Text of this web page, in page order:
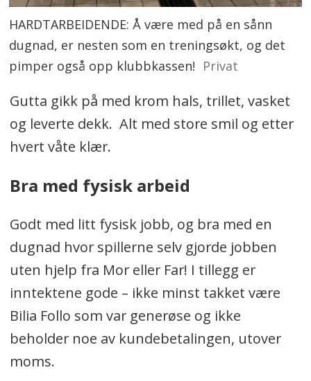
HARDTARBEIDENDE: Å være med på en sånn
dugnad, er nesten som en treningsøkt, og det
pimper også opp klubbkassen! Privat
Gutta gikk på med krom hals, trillet, vasket
og leverte dekk. Alt med store smil og etter
hvert våte klær.
Bra med fysisk arbeid
Godt med litt fysisk jobb, og bra med en
dugnad hvor spillerne selv gjorde jobben
uten hjelp fra Mor eller Far! I tillegg er
inntektene gode – ikke minst takket være
Bilia Follo som var generøse og ikke
beholder noe av kundebetalingen, utover
moms.